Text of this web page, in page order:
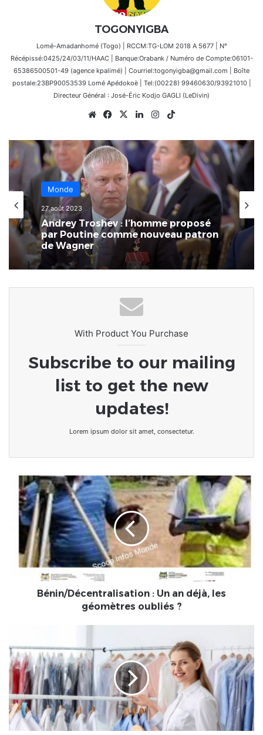
TOGONYIGBA
Lomé-Amadanhomé (Togo) | RCCM:TG-LOM 2018 A 5677 | N°
Récépissé:0425/24/03/11/HAAC | Banque:Orabank / Numéro de Compte:06101-
65386500501-49 (agence kpalimé) | Courriel:togonyigba@gmail.com | Boîte
postale:23BP90053539 Lomé Apédokoè | Tel:(00228) 99460630/93921010 |
Directeur Général : José-Éric Kodjo GAGLI (LeDivin)
WebsiteFacebook
X LinkedinInstagram
Monde
27 août 2023
Andrey Troshev : l’homme proposé
de Wagner
Monde
12 juin 2023
À Riyadh, le Togo a rejoint la
With Product You Purchase
Subscribe to our mailing
list to get the new
updates!
Lorem ipsum dolor sit amet, consectetur.
Bénin/Décentralisation
géomètres
oubliés
Bénin/Décentralisation : Un an déjà, les
géomètres oubliés ?
Une
grande
maison
de
pressing
recrute